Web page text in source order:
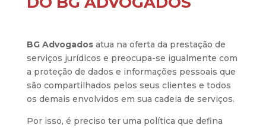
BG Advogadosatua na oferta da prestação de
serviços jurídicos e preocupa-se igualmente com
a proteção de dados e informações pessoais que
são compartilhados pelos seus clientes e todos
os demais envolvidos em sua cadeia de serviços.
Por isso, é preciso ter uma política que defina